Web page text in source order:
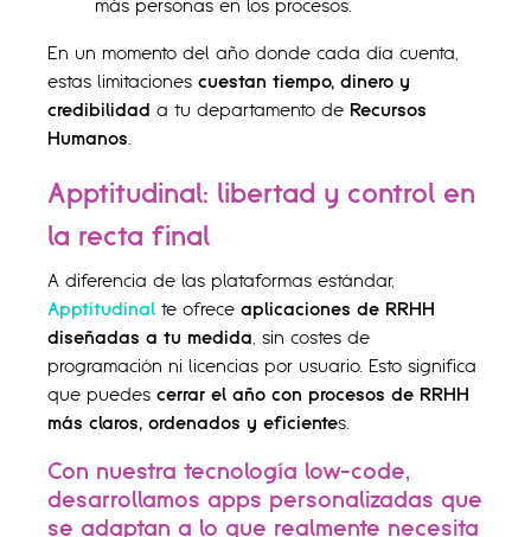
más personas en los procesos.
En un momento del año donde cada día cuenta,
estas limitaciones cuestan tiempo, dinero y
credibilidad a tu departamento de Recursos
Humanos.
Apptitudinal: libertad y control en
la recta final
A diferencia de las plataformas estándar,
Apptitudinal te ofrece aplicaciones de RRHH
diseñadas a tu medida, sin costes de
programación ni licencias por usuario. Esto significa
que puedes cerrar el año con procesos de RRHH
más claros, ordenados y eficientes.
Con nuestra tecnología low-code,
desarrollamos apps personalizadas que
se adaptan a lo que realmente necesita